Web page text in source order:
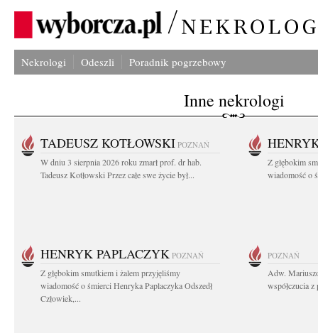
Nekrologi Odeszli Poradnik pogrzebowy
Inne nekrologi
TADEUSZ KOTŁOWSKI POZNAŃ
W dniu 3 sierpnia 2026 roku zmarł prof. dr hab.
Tadeusz Kotłowski Przez całe swe życie był...
Z głębokim
wiadomość o
HENRYK PAPLACZYK POZNAŃ
Z głębokim smutkiem i żalem przyjęliśmy
wiadomość o śmierci Henryka Paplaczyka Odszedł
Człowiek,...
POZNAŃ
Adw.
współczucia